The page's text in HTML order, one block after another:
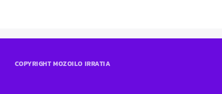
COPYRIGHT MOZOILO IRRATIA